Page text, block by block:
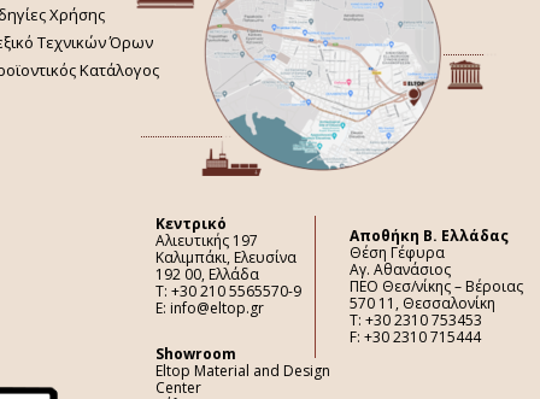
Χρήσης
Τεχνικών Όρων
Κατάλογος
Κεντρικό
Αλιευτικής 197
Καλιμπάκι, Ελευσίνα
192 00, Ελλάδα
Τ: +30 210 5565570-9
E: info@eltop.gr
Showroom
Eltop Material and Design
Center
Aποθήκη Β. Ελλάδας
Θέση Γέφυρα
Αγ. Αθανάσιος
ΠΕΟ Θεσ/νίκης – Βέροιας
570 11, Θεσσαλονίκη
Τ: +30 2310 753453
F: +30 2310 715444